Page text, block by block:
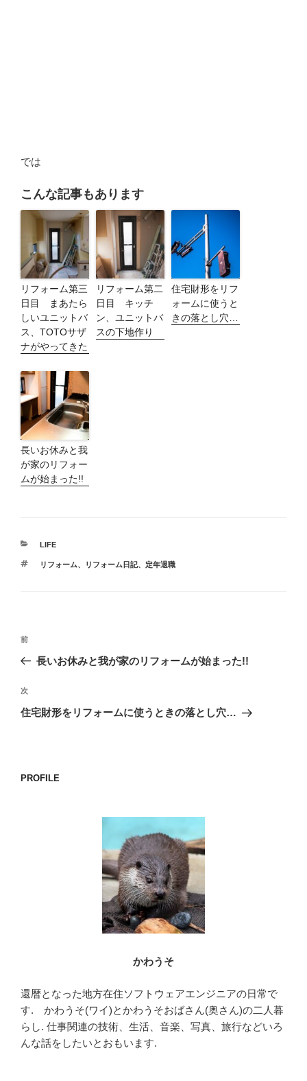
では
こんな記事もあります
リフォーム第三
日目 まあたら
しいユニットバ
ス、TOTOサザ
ナがやってきた
リフォーム第二
日目 キッチ
ン、ユニットバ
スの下地作り
住宅財形をリフ
ォームに使うと
きの落とし穴…
長いお休みと我
が家のリフォー
ムが始まった!!
カ
ゴ
LIFE
タ
リフォーム、 リフォーム日記、 定年退職
投
ビ
ゲ
ン
前
の
稿
前
長いお休みと我が家のリフォームが始まった!!
次
の
次
住宅財形をリフォームに使うときの落とし穴…
PROFILE
かわうそ
還暦となった地方在住ソフトウェアエンジニアの日常で
す. かわうそ(ワイ)とかわうそおばさん(奥さん)の二人暮
らし. 仕事関連の技術、生活、音楽、写真、旅行などいろ
んな話をしたいとおもいます.